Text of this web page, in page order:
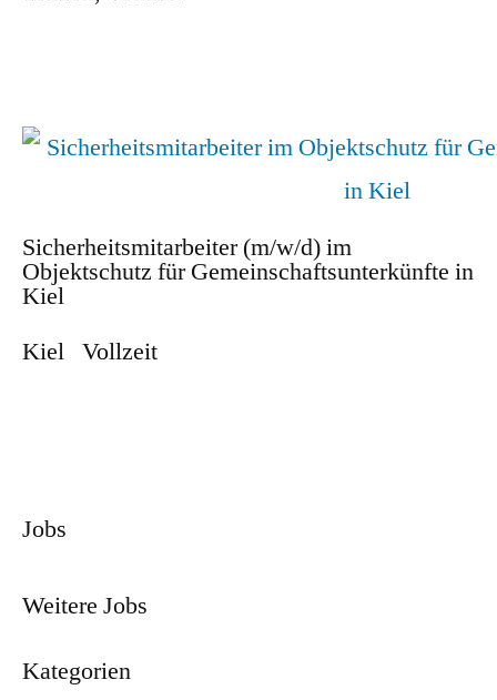
Sicherheitsmitarbeiter (m/w/d) im
Objektschutz für Gemeinschaftsunterkünfte in
Kiel
Kiel Vollzeit
Jobs
Weitere Jobs
Kategorien